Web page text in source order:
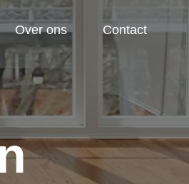
Over ons Contact